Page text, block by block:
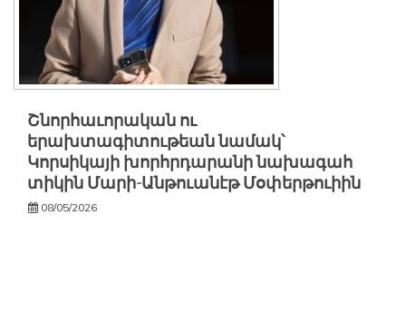
Շնորհաւորական ու
երախտագիտութեան նամակ՝
Կորսիկայի խորհրդարանի նախագահ
տիկին Մարի-Անթուանէթ Մօփերթուիին
08/05/2026